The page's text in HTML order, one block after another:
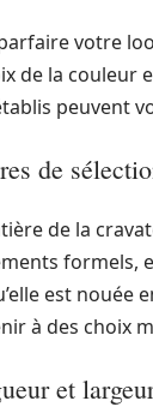
votre
de la couleur
peuvent
de
de la
formels,
est nouée
à des choix
et